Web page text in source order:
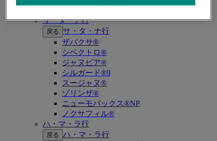
サ・タ・ナ行
戻る サ・タ・ナ行
ザバクサ®
シベクトロ®
ジャヌビア®
シルガード®9
スージャヌ®
ゾリンザ®
ニューモバックス®NP
ノクサフィル®
ハ・マ・ラ行
戻る ハ・マ・ラ行